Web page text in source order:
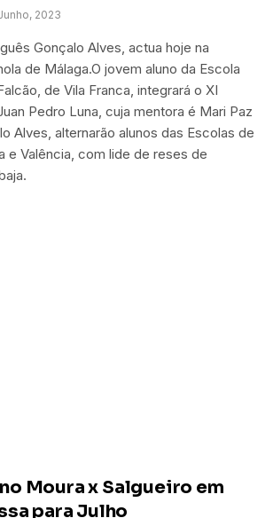
2023
Gonçalo Alves, actua hoje na
de Málaga.O jovem aluno da Escola
de Vila Franca, integrará o XI
Pedro Luna, cuja mentora é Mari Paz
Alves, alternarão alunos das Escolas de
e Valência, com lide de reses de
Moura x Salgueiro em
para Julho